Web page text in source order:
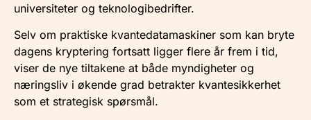
universiteter og teknologibedrifter.
Selv om praktiske kvantedatamaskiner som kan bryte
dagens kryptering fortsatt ligger flere år frem i tid,
viser de nye tiltakene at både myndigheter og
næringsliv i økende grad betrakter kvantesikkerhet
som et strategisk spørsmål.